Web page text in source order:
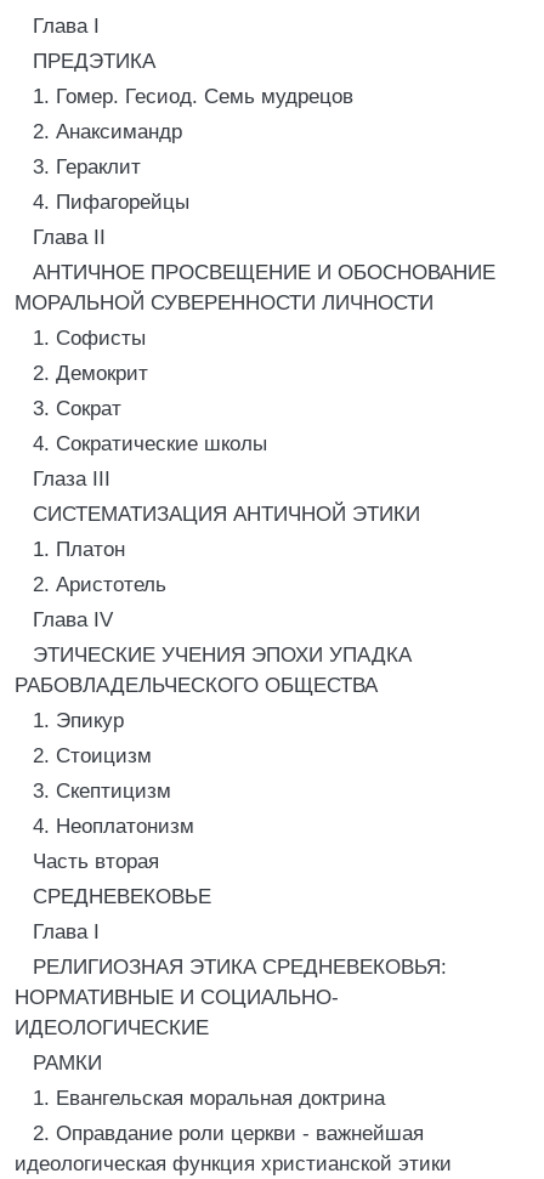
Глава I
ПРЕДЭТИКА
1. Гомер. Гесиод. Семь мудрецов
2. Анаксимандр
3. Гераклит
4. Пифагорейцы
Глава II
АНТИЧНОЕ ПРОСВЕЩЕНИЕ И ОБОСНОВАНИЕ
МОРАЛЬНОЙ СУВЕРЕННОСТИ ЛИЧНОСТИ
1. Софисты
2. Демокрит
3. Сократ
4. Сократические школы
Глаза III
СИСТЕМАТИЗАЦИЯ АНТИЧНОЙ ЭТИКИ
1. Платон
2. Аристотель
Глава IV
ЭТИЧЕСКИЕ УЧЕНИЯ ЭПОХИ УПАДКА
РАБОВЛАДЕЛЬЧЕСКОГО ОБЩЕСТВА
1. Эпикур
2. Стоицизм
3. Скептицизм
4. Неоплатонизм
Часть вторая
СРЕДНЕВЕКОВЬЕ
Глава I
РЕЛИГИОЗНАЯ ЭТИКА СРЕДНЕВЕКОВЬЯ:
НОРМАТИВНЫЕ И СОЦИАЛЬНО-
ИДЕОЛОГИЧЕСКИЕ
РАМКИ
1. Евангельская моральная доктрина
2. Оправдание роли церкви - важнейшая
идеологическая функция христианской этики